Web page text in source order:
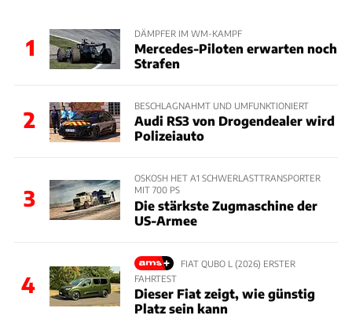
1
DÄMPFER IM WM-KAMPF
Mercedes-Piloten erwarten noch
Strafen
2
BESCHLAGNAHMT UND UMFUNKTIONIERT
Audi RS3 von Drogendealer wird
Polizeiauto
3
OSKOSH HET A1 SCHWERLASTTRANSPORTER
MIT 700 PS
Die stärkste Zugmaschine der
US-Armee
4
FIAT QUBO L (2026) ERSTER
FAHRTEST
Dieser Fiat zeigt, wie günstig
Platz sein kann